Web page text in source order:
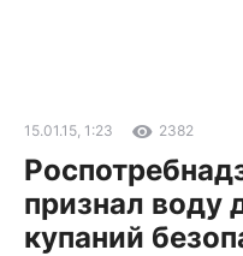
15.01.15, 1:23 2382
признал воду
купаний